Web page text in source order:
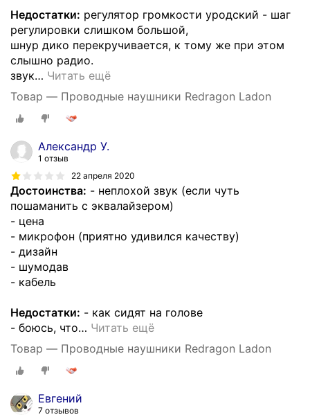
Недостатки: регулятор громкости уродский - шаг
регулировки слишком большой,
шнур дико перекручивается, к тому же при этом
слышно радио.
звук… Читать ещё
Товар — Проводные наушники Redragon Ladon
Александр У.
1 отзыв
22 апреля 2020
Достоинства: - неплохой звук (если чуть
пошаманить с эквалайзером)
- цена
- микрофон (приятно удивился качеству)
- дизайн
- шумодав
- кабель
Недостатки: - как сидят на голове
- боюсь, что… Читать ещё
Товар — Проводные наушники Redragon Ladon
Евгений
7 отзывов